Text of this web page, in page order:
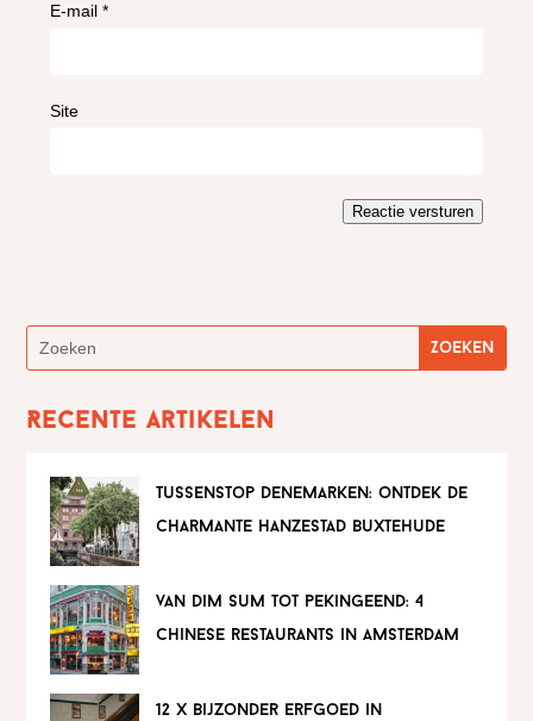
E-mail*
Site
Reactie versturen
Recente artikelen
tussenstop denemarken: ontdek de
charmante hanzestad buxtehude
van dim sum tot pekingeend: 4
chinese restaurants in amsterdam
12 x bijzonder erfgoed in